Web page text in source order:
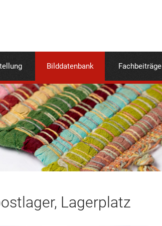
Bilddatenbank Fachbeiträge
Lagerplatz